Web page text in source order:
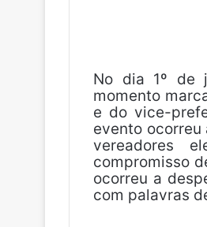
e
b
o
o
k
k
e
i
n
bt
e
r
e
s
t
i
t
k
e
t
No dia 1º de
momento
e do vice-
evento ocorreu
vereadores
compromisso
ocorreu a
com palavras